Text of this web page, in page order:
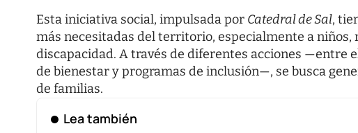
Esta iniciativa social, impulsada por Catedral de Sal,
más necesitadas del territorio, especialmente a niños,
discapacidad. A través de diferentes acciones —entre
de bienestar y programas de inclusión—, se busca
de familias.
Lea también